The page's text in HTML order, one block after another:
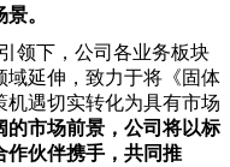
。
领下，公司各业务板块
域延伸，致力于将《固体
机遇切实转化为具有市场
的市场前景，公司将以标
作伙伴携手，共同推